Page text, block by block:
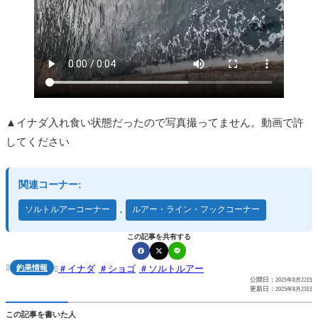
▲イナダ入れ食い状態だったので写真撮ってません。動画で許
してください
関連コーナー:
ソルトルアーコーナー , ルアー・ライン・フックコーナー
この記事を共有する
 釣果情報  イナダ ショゴ ソルトルアー
公開日： 2025年8月22日
更新日： 2025年8月23日
この記事を書いた人